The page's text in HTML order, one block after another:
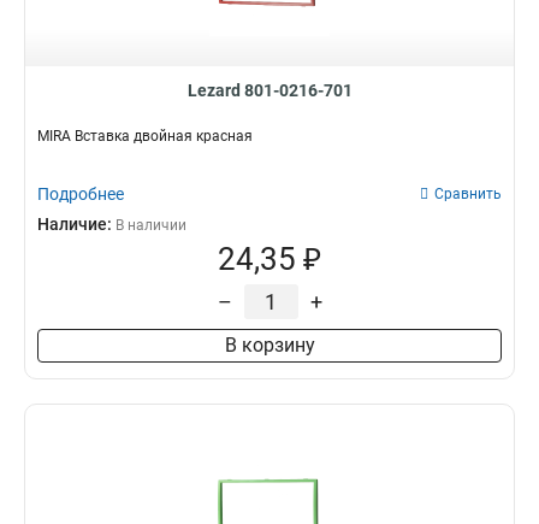
Lezard 801-0216-701
MIRA Вставка двойная красная
Подробнее Сравнить
Наличие: В наличии
24,35 ₽
– +
В корзину